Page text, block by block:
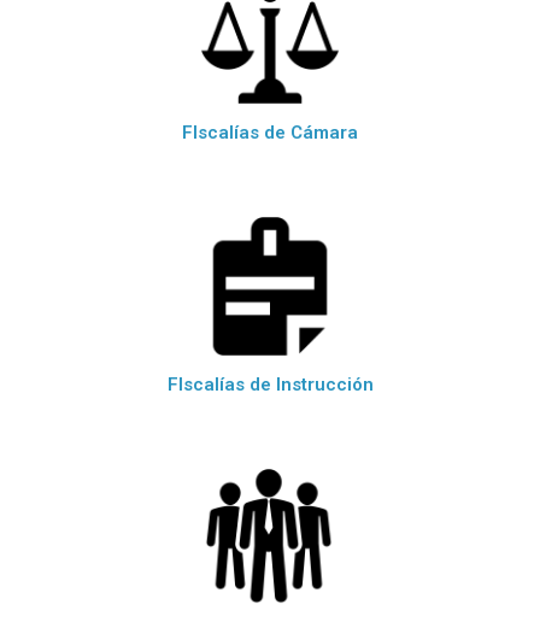
FIscalías de Cámara
FIscalías de Instrucción